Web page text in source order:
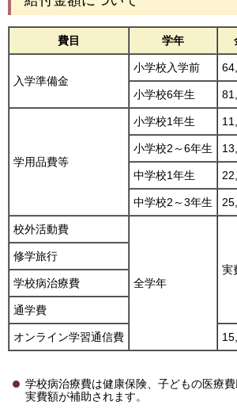
費目 学年
入学準備金
小学校入学前
小学校6年生
学用品費等
小学校1年生
小学校2～6年生
中学校1年生
中学校2～3年生
校外活動費
全学年
実
修学旅行
学校病治療費
通学費
オンライン学習通信費
学校病治療費は健康保険、子どもの医療
実費額が補助されます。